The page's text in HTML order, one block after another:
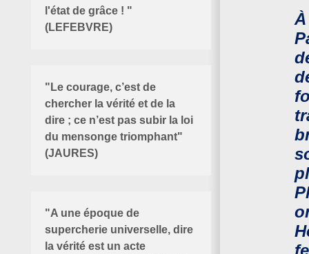
l'état de grâce ! "
(LEFEBVRE)
"Le courage, c’est de
chercher la vérité et de la
dire ; ce n’est pas subir la loi
du mensonge triomphant"
(JAURES)
"A une époque de
supercherie universelle, dire
la vérité est un acte